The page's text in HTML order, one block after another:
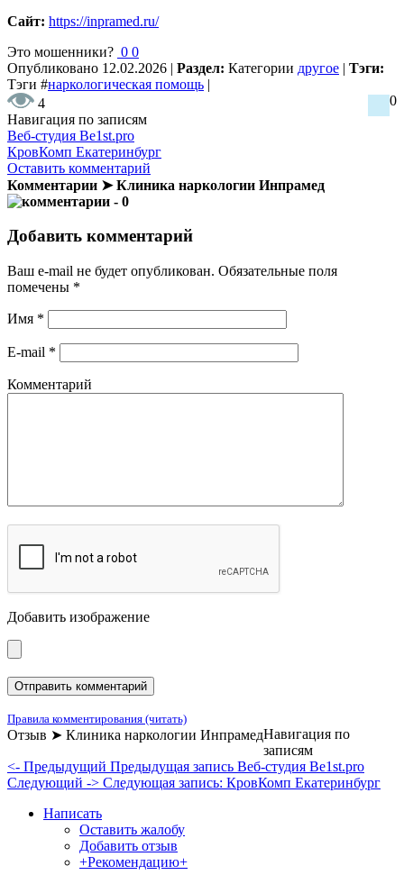
Сайт: https://inpramed.ru/
Это мошенники? 0 0
Опубликовано 12.02.2026 | Раздел: Категории другое | Тэги:
Тэги #наркологическая помощь |
4
0
Навигация по записям
Веб-студия Be1st.pro
КровКомп Екатеринбург
Оставить комментарий
Комментарии ➤ Клиника наркологии Инпрамед
- 0
Добавить комментарий
Ваш e-mail не будет опубликован. Обязательные поля
помечены *
Имя *
E-mail *
Комментарий
Добавить изображение
Правила комментирования (читать)
Отзыв ➤ Клиника наркологии ИнпрамедНавигация по
записям
<- Предыдущий Предыдущая запись Веб-студия Be1st.pro
Следующий -> Следующая запись: КровКомп Екатеринбург
Написать
Оставить жалобу
Добавить отзыв
+Рекомендацию+